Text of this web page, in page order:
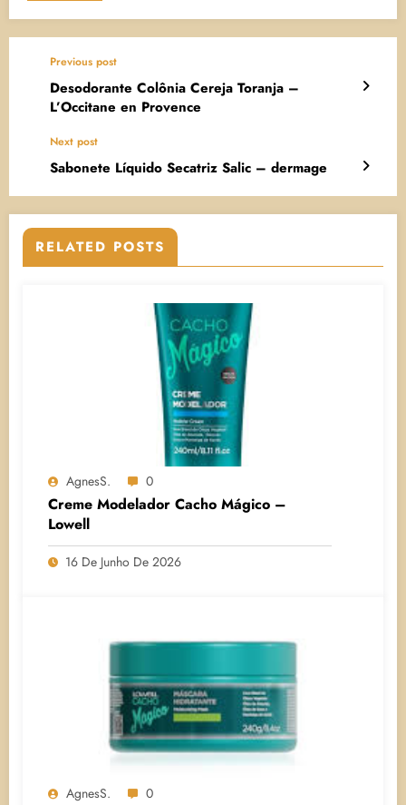
Previous post
Desodorante Colônia Cereja Toranja –
L’Occitane en Provence
Next post
Sabonete Líquido Secatriz Salic – dermage
RELATED POSTS
AgnesS. 0
Creme Modelador Cacho Mágico –
Lowell
16 De Junho De 2026
AgnesS. 0